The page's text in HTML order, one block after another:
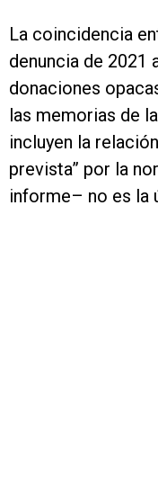
La coincidencia
denuncia de 2021
donaciones
las memorias de
incluyen la
prevista” por la
informe– no es la